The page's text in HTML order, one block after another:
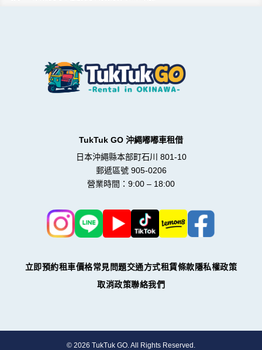
TukTuk GO 沖繩嘟嘟車租借
日本沖繩縣本部町石川 801-10
郵遞區號 905-0206
營業時間：9:00 – 18:00
立即預約租車價格常見問題交通方式租賃條款隱私權政策
取消政策聯絡我們
© 2026 TukTuk GO. All Rights Reserved.